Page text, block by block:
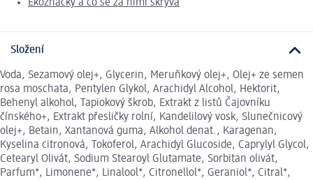
Ekoznačky a co se za nimi skrývá
Složení
Voda, Sezamový olej+, Glycerin, Meruňkový olej+, Olej+ ze semen
rosa moschata, Pentylen Glykol, Arachidyl Alcohol, Hektorit,
Behenyl alkohol, Tapiokový škrob, Extrakt z listů Čajovníku
čínského+, Extrakt přesličky rolní, Kandelilový vosk, Slunečnicový
olej+, Betain, Xantanová guma, Alkohol denat., Karagenan,
Kyselina citronová, Tokoferol, Arachidyl Glucoside, Caprylyl Glycol,
Cetearyl Olivát, Sodium Stearoyl Glutamate, Sorbitan olivát,
Parfum*, Limonene*, Linalool*, Citronellol*, Geraniol*, Citral*,